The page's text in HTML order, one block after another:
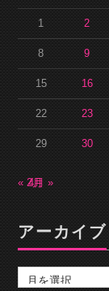
1 2
8 9
15 16
22 23
29 30
« 2月4月 »
アーカイブ